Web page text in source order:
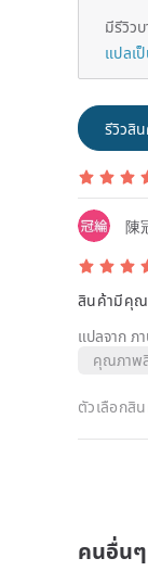
มีรีวิว
แปลเ
รีวิวสิ
陳
สินค้ามีคุณ
แปลจาก ภ
คุณภาพ
ตัวเลือกสิ
คนอื่น